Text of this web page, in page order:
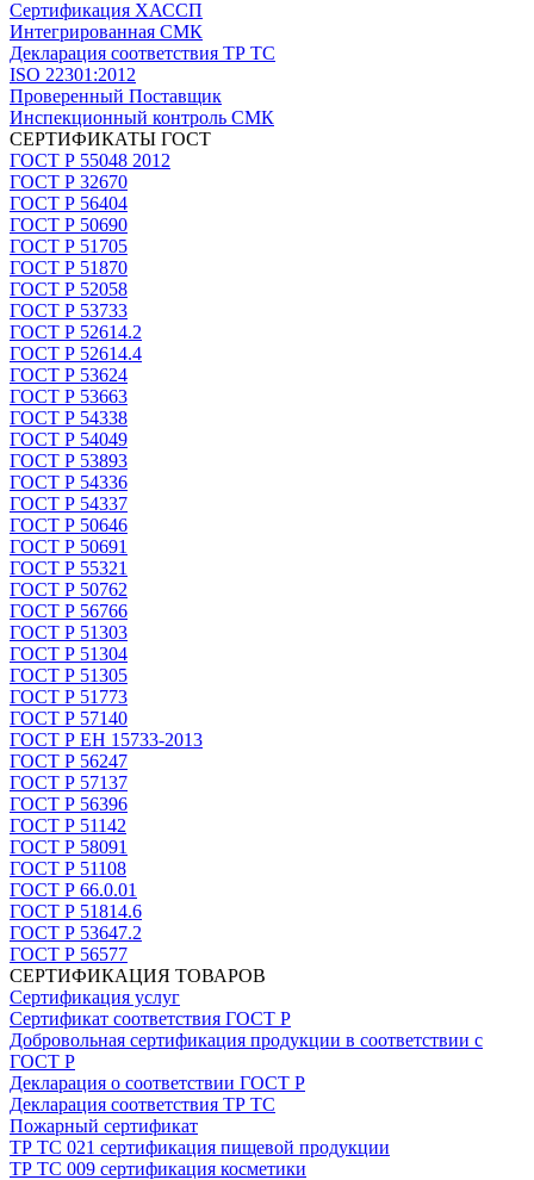
Сертификация ХАССП
Интегрированная СМК
Декларация соответствия ТР ТС
ISO 22301:2012
Проверенный Поставщик
Инспекционный контроль СМК
СЕРТИФИКАТЫ ГОСТ
ГОСТ Р 55048 2012
ГОСТ Р 32670
ГОСТ Р 56404
ГОСТ Р 50690
ГОСТ Р 51705
ГОСТ Р 51870
ГОСТ Р 52058
ГОСТ Р 53733
ГОСТ Р 52614.2
ГОСТ Р 52614.4
ГОСТ Р 53624
ГОСТ Р 53663
ГОСТ Р 54338
ГОСТ Р 54049
ГОСТ Р 53893
ГОСТ Р 54336
ГОСТ Р 54337
ГОСТ Р 50646
ГОСТ Р 50691
ГОСТ Р 55321
ГОСТ Р 50762
ГОСТ Р 56766
ГОСТ Р 51303
ГОСТ Р 51304
ГОСТ Р 51305
ГОСТ Р 51773
ГОСТ Р 57140
ГОСТ Р ЕН 15733-2013
ГОСТ Р 56247
ГОСТ Р 57137
ГОСТ Р 56396
ГОСТ Р 51142
ГОСТ Р 58091
ГОСТ Р 51108
ГОСТ Р 66.0.01
ГОСТ Р 51814.6
ГОСТ Р 53647.2
ГОСТ Р 56577
СЕРТИФИКАЦИЯ ТОВАРОВ
Сертификация услуг
Сертификат соответствия ГОСТ Р
Добровольная сертификация продукции в соответствии с
ГОСТ Р
Декларация о соответствии ГОСТ Р
Декларация соответствия ТР ТС
Пожарный сертификат
ТР ТС 021 сертификация пищевой продукции
ТР ТС 009 сертификация косметики